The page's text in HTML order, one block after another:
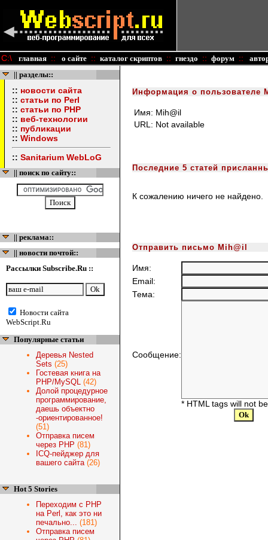
C:\ главная :: о сайте :: каталог скриптов :: гнездо :: форум ::
|| разделы::
::новости сайта
::статьи по Perl
::статьи по PHP
::веб-технологии
::публикации
::Windows
::Sanitarium WebLoG
|| поиск по сайту::
|| реклама::
|| новости почтой::
Рассылки Subscribe.Ru ::
Новости сайта
WebScript.Ru
Популярные статьи
Деревья Nested
Sets (25)
Гостевая книга на
PHP/MySQL (42)
Долой процедурное
программирование,
даешь объектно
-ориентированное!
(51)
Отправка писем
через PHP (81)
ICQ-пейджер для
вашего сайта(26)
Hot 5 Stories
Переходим с PHP
на Perl, как это ни
печально... (181)
Отправка писем
Информация о пользователе
Имя: Mih@il
URL: Not available
Последние 5 статей
К сожалению ничего не найдено.
Отправить письмо Mih@il
Имя:
Email:
Тема:
Сообщение:
* HTML tags will not